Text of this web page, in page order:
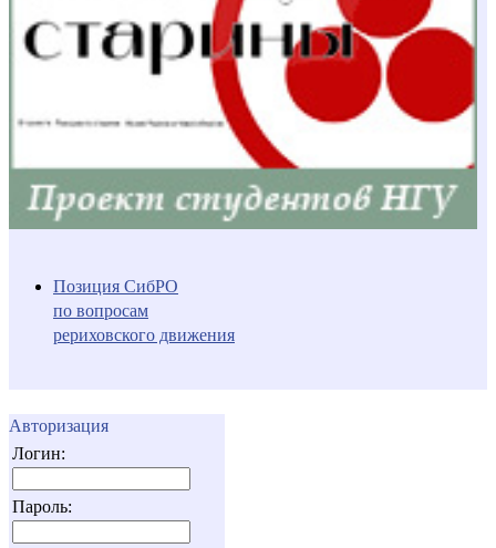
Позиция СибРО
по вопросам
рериховского движения
Авторизация
Логин:
Пароль: